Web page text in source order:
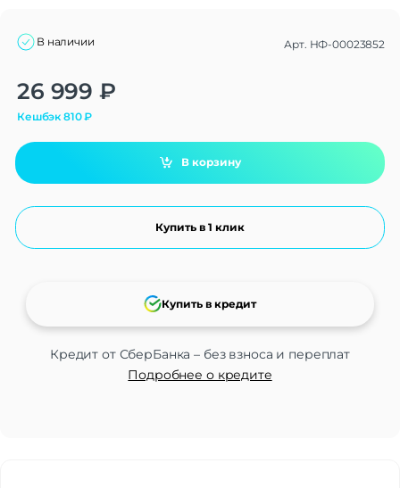
В наличии Арт. НФ-00023852
26 999 ₽
Кешбэк810₽
В корзину
Купить в 1 клик
Кредит от СберБанка – без взноса и переплат
Подробнее о кредите
Купить в кредит
Alternative: